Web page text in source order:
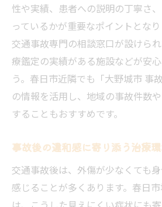
交通事故治療費が増え
止法
自賠責保険と交通事故治
い
地域密着の交通事故治療がも
地域密着の交通事故治療
交通事故治療に通いや
地域密着院による交通
性や実績、患者への説明の丁寧さ
っているかが重要なポイントとなり
交通事故専門の相談窓口が設けら
療鑑定の実績がある施設などが安
う。春日市近隣でも「大野城市 事
の情報を活用し、地域の事故件数
することもおすすめです。
事故後の違和感に寄り添う治療
交通事故後は、外傷が少なくても
感じることが多くあります。春日